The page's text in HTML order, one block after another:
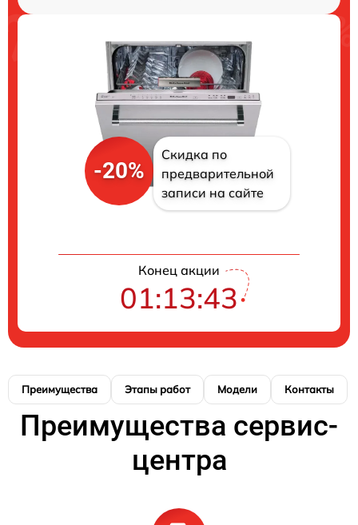
-20%
Скидка по
предварительной
записи на сайте
Конец акции
01:13:42
Преимущества Этапы работ Модели Контакты
Преимущества сервис-
центра